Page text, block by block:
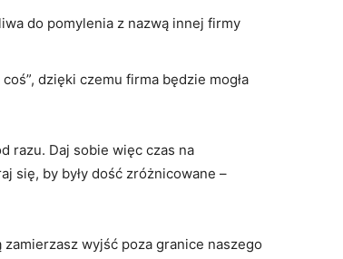
do pomylenia z nazwą innej firmy
dzięki czemu firma będzie mogła
razu. Daj sobie więc czas na
się, by były dość zróżnicowane –
wyjść poza granice naszego